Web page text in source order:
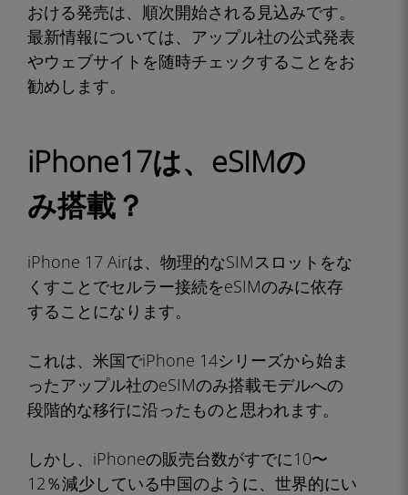
おける発売は、順次開始される見込みです。
最新情報については、アップル社の公式発表
やウェブサイトを随時チェックすることをお
勧めします。
iPhone17は、eSIMの
み搭載？
iPhone 17 Airは、物理的なSIMスロットをな
くすことでセルラー接続をeSIMのみに依存
することになります。
これは、米国でiPhone 14シリーズから始ま
ったアップル社のeSIMのみ搭載モデルへの
段階的な移行に沿ったものと思われます。
しかし、iPhoneの販売台数がすでに10〜
12％減少している中国のように、世界的にい